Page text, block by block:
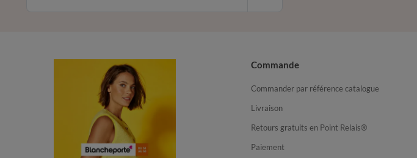
Commande
Commander par référence catalogue
Livraison
Retours gratuits en Point Relais®
Paiement